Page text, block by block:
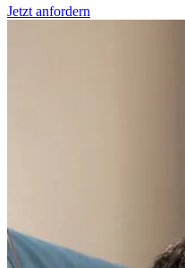
Jetzt anfordern